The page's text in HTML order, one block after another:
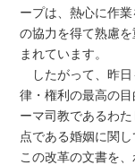
ープは、熱心に作
の協力を得て熟慮
まれています。
したがって、昨日
律・権利の最高の
ーマ司教であるわ
点である婚姻に関
この改革の文書を